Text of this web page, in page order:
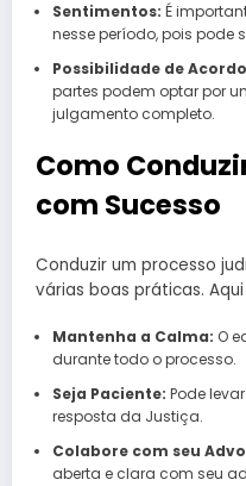
Sentimentos: É
nesse período, pois pode
Possibilidade de
partes podem optar por
julgamento completo.
Como
com Sucesso
Conduzir um processo
várias boas práticas.
Mantenha a Calma: O
durante todo o processo.
Seja Paciente: Pode
resposta da Justiça.
Colabore com seu
aberta e clara com seu